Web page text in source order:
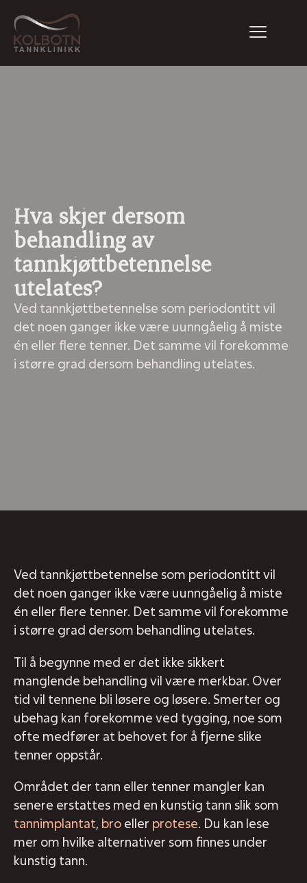
Hva skjer dersom
behandling av
tannkjøttbetennelse
utelates?
Ved tannkjøttbetennelse som periodontitt vil
det noen ganger ikke være uunngåelig å miste
én eller flere tenner. Det samme vil forekomme
i større grad dersom behandling utelates.
Ved tannkjøttbetennelse som periodontitt vil
det noen ganger ikke være uunngåelig å miste
én eller flere tenner. Det samme vil forekomme
i større grad dersom behandling utelates.
Til å begynne med er det ikke sikkert
manglende behandling vil være merkbar. Over
tid vil tennene bli løsere og løsere. Smerter og
ubehag kan forekomme ved tygging, noe som
ofte medfører at behovet for å fjerne slike
tenner oppstår.
Området der tann eller tenner mangler kan
senere erstattes med en kunstig tann slik som
tannimplantat, bro eller protese. Du kan lese
mer om hvilke alternativer som finnes under
kunstig tann.